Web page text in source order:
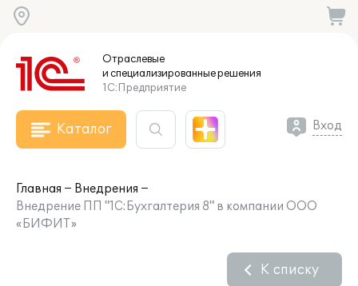
Отраслевые
и специализированныерешения
1С:Предприятие
Каталог Вход
Главная
Внедрения
Внедрение ПП "1С:Бухгалтерия 8" в компании ООО
«БИФИТ»
К списку